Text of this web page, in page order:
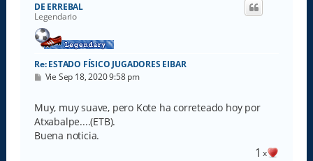
DE ERREBAL
Legendario
Re: ESTADO FÍSICO JUGADORES EIBAR
M
s
a
j
e
Vie Sep 18, 2020 9:58 pm
Muy, muy suave, pero Kote ha correteado hoy por
Atxabalpe....(ETB).
Buena noticia.
1 x